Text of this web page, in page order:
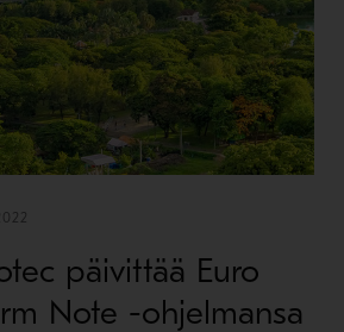
päivittää Euro
Note -ohjelmansa